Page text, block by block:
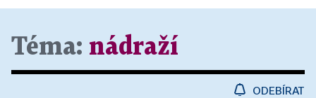
Téma: nádraží
ODEBÍRAT